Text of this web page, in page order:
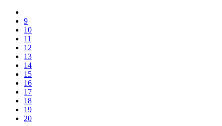
9
10
11
12
13
14
15
16
17
18
19
20